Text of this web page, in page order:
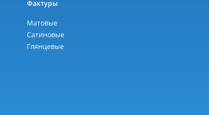
Фактуры
Матовые
Сатиновые
Глянцевые